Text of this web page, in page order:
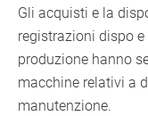
Gli acquisti e la
registrazioni dispo
produzione hanno
macchine relativi a
manutenzione.